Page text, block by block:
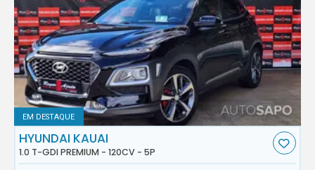
EM DESTAQUE
HYUNDAI KAUAI
1.0 T-GDI PREMIUM - 120CV - 5P